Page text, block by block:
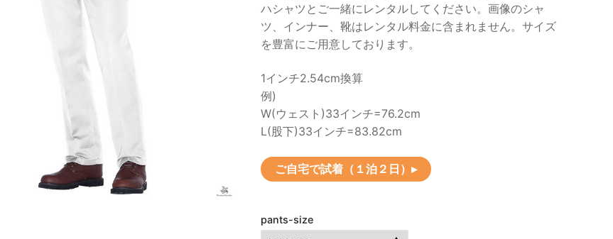
ハシャツとご一緒にレンタルしてください。画像のシャ
ツ、インナー、靴はレンタル料金に含まれません。サイズ
を豊富にご用意しております。
1インチ2.54cm換算
例)
W(ウェスト)33インチ=76.2cm
L(股下)33インチ=83.82cm
ご自宅で試着（１泊２日）▸
pants-size